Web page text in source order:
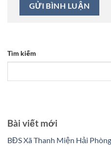
Tìm kiếm
Bài viết mới
BĐS Xã Thanh Miện Hải Phòng